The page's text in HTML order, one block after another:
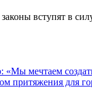
вступят в